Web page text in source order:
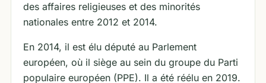
des affaires religieuses et des minorités
nationales entre 2012 et 2014.
En 2014, il est élu député au Parlement
européen, où il siège au sein du groupe du Parti
populaire européen (PPE). Il a été réélu en 2019.